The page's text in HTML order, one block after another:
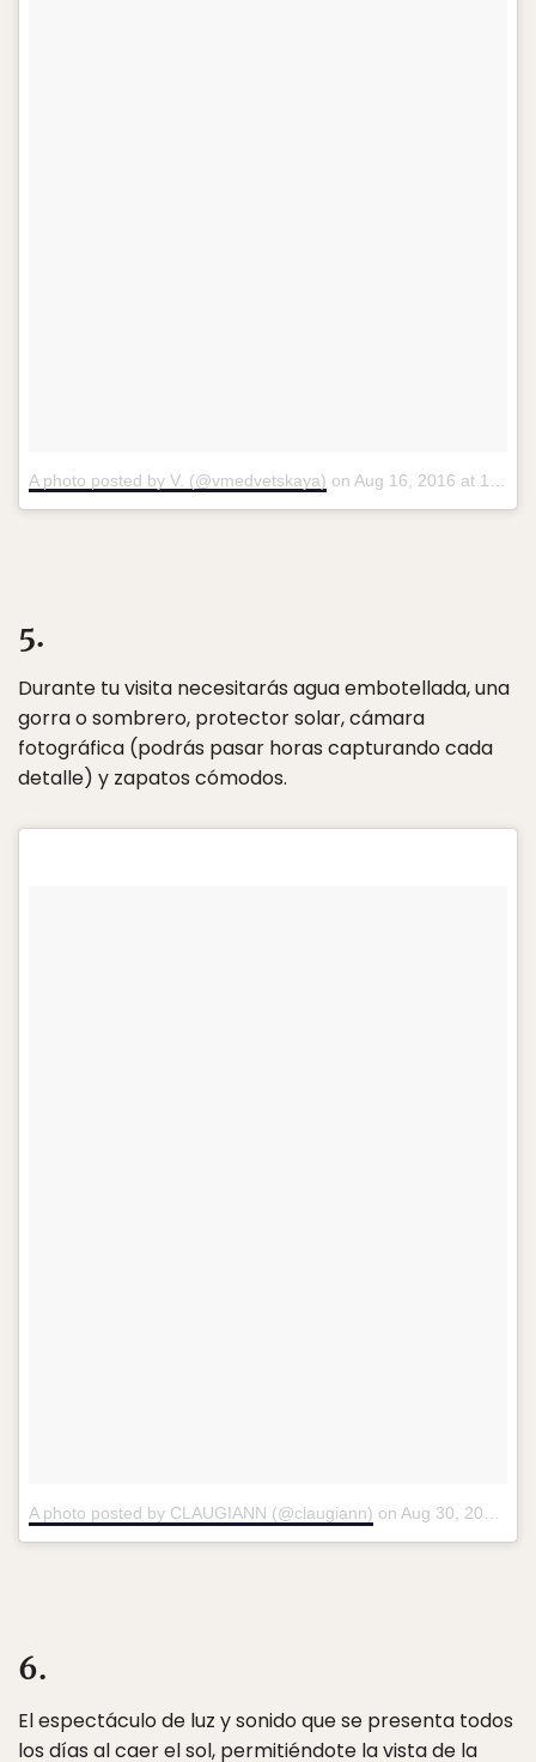
A photo posted by V. (@vmedvetskaya) on Aug 16, 2016 at 12:48pm PDT
5.
Durante tu visita necesitarás agua embotellada, una
gorra o sombrero, protector solar, cámara
fotográfica (podrás pasar horas capturando cada
detalle) y zapatos cómodos.
A photo posted by CLAUGIANN (@claugiann) on Aug 30, 2016 at 7:25am PDT
6.
El espectáculo de luz y sonido que se presenta todos
los días al caer el sol, permitiéndote la vista de la